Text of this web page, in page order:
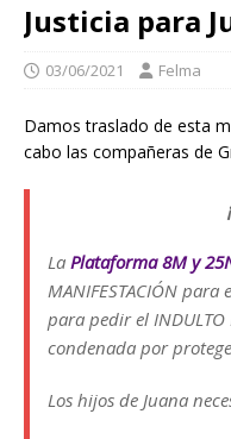
Justicia para
03/06/2021 Felma
Damos traslado de esta
cabo las compañeras de
La Plataforma 8M y
MANIFESTACIÓN
para pedir el INDULTO
condenada por
Los hijos de Juana